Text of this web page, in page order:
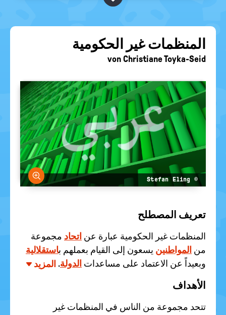
politische
EURE AKTUELLEN FRAGEN...
المنظمات غير الحكومية
von Christiane Toyka-Seid
© Stefan Eling
تعريف المصطلح
المنظمات غير الحكومية عبارة عن اتحاد مجموعة
من المواطنين يسعون إلى القيام بعملهم باستقلالية
وبعيداً عن الاعتماد على مساعدات الدولة. المزيد
الأهداف
تتحد مجموعة من الناس في المنظمات غير